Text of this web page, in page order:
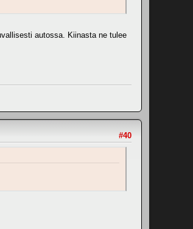
autossa. Kiinasta ne tulee
#40